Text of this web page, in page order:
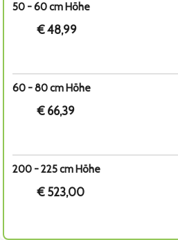
50 - 60 cm Höhe
€ 48,99
60 - 80 cm Höhe
€ 66,39
200 - 225 cm Höhe
€ 523,00